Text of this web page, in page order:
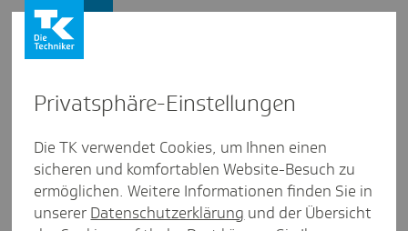
Im Fokus: Viele Heraus­for­de­
Inter­view aus Sachsen
Presse und Politik Gesundheitspolitik
Privat­sphäre-Einstel­lungen
Die TK verwendet Cookies, um Ihnen einen
sicheren und komfortablen Website-Besuch zu
ermöglichen. Weitere Informationen finden Sie in
unserer Datenschutzerklärung und der Übersicht